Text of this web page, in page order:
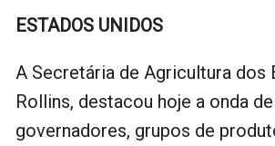
ESTADOS UNIDOS
A Secretária de Agricultura dos
Rollins, destacou hoje a onda
governadores, grupos de